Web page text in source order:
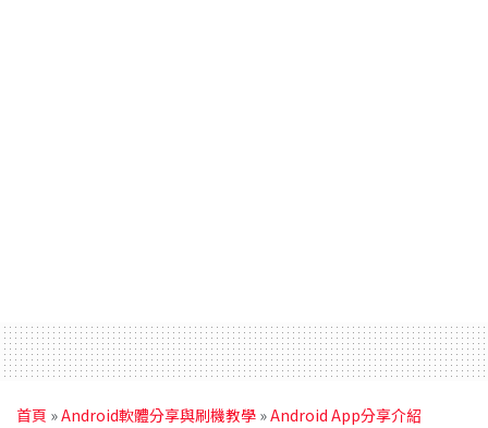
首頁 »Android軟體分享與刷機教學 »Android App分享介紹